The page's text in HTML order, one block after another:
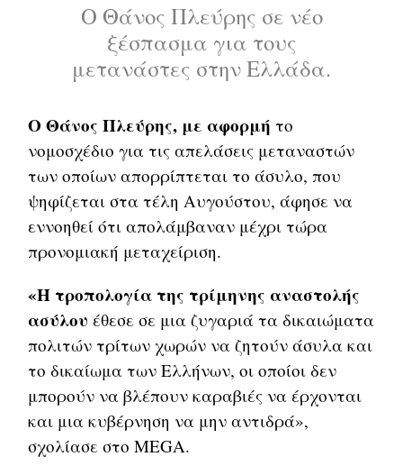
Ο Θάνος Πλεύρης σε νέο
ξέσπασμα για τους
μετανάστες στην Ελλάδα.
Ο Θάνος Πλεύρης, με αφορμή το
νομοσχέδιο για τις απελάσεις μεταναστών
των οποίων απορρίπτεται το άσυλο, που
ψηφίζεται στα τέλη Αυγούστου, άφησε να
εννοηθεί ότι απολάμβαναν μέχρι τώρα
προνομιακή μεταχείριση.
«Η τροπολογία της τρίμηνης αναστολής
ασύλου έθεσε σε μια ζυγαριά τα δικαιώματα
πολιτών τρίτων χωρών να ζητούν άσυλα και
το δικαίωμα των Ελλήνων, οι οποίοι δεν
μπορούν να βλέπουν καραβιές να έρχονται
και μια κυβέρνηση να μην αντιδρά»,
σχολίασε στο MEGA.